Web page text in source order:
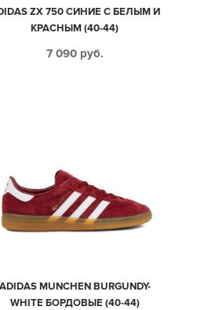
ZX 750 СИНИЕ С БЕЛЫМ И
КРАСНЫМ (40-44)
7 090 руб.
MUNCHEN BURGUNDY-
WHITE БОРДОВЫЕ (40-44)